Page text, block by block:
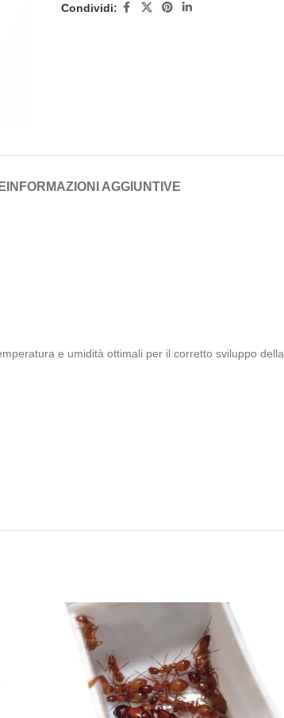
Condividi:
INFORMAZIONI AGGIUNTIVE
e umidità ottimali per il corretto sviluppo